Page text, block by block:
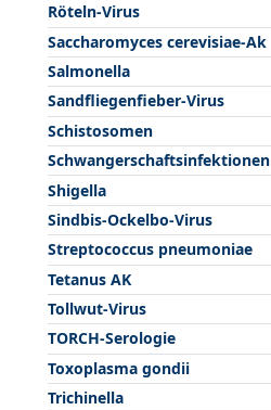
Röteln-Virus
Saccharomyces cerevisiae-Ak
Salmonella
Sandfliegenfieber-Virus
Schistosomen
Schwangerschaftsinfektionen
Shigella
Sindbis-Ockelbo-Virus
Streptococcus pneumoniae
Tetanus AK
Tollwut-Virus
TORCH-Serologie
Toxoplasma gondii
Trichinella